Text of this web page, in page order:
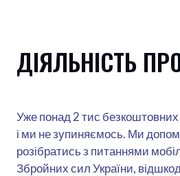
ДІЯЛЬНІСТЬ
Уже понад 2 тис безкоштовних
і ми не зупиняємось. Ми
розібратись з питаннями
Збройних сил України,